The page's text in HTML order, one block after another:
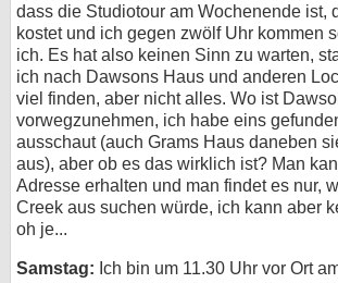
dass die Studiotour am Wochenende ist,
kostet und ich gegen zwölf Uhr kommen
ich. Es hat also keinen Sinn zu warten,
ich nach Dawsons Haus und anderen
viel finden, aber nicht alles. Wo ist
vorwegzunehmen, ich habe eins
ausschaut (auch Grams Haus daneben
aus), aber ob es das wirklich ist? Man
Adresse erhalten und man findet es nur,
Creek aus suchen würde, ich kann aber
oh je...
Samstag: Ich bin um 11.30 Uhr vor Ort